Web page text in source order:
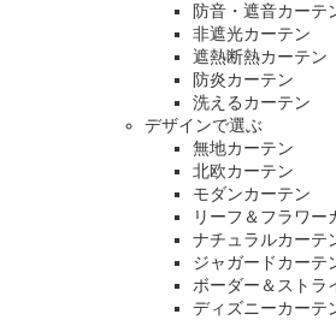
防音・遮音カーテ
非遮光カーテン
遮熱断熱カーテン
防炎カーテン
洗えるカーテン
デザインで選ぶ
無地カーテン
北欧カーテン
モダンカーテン
リーフ＆フラワー
ナチュラルカーテ
ジャガードカーテ
ボーダー＆ストラ
ディズニーカーテ